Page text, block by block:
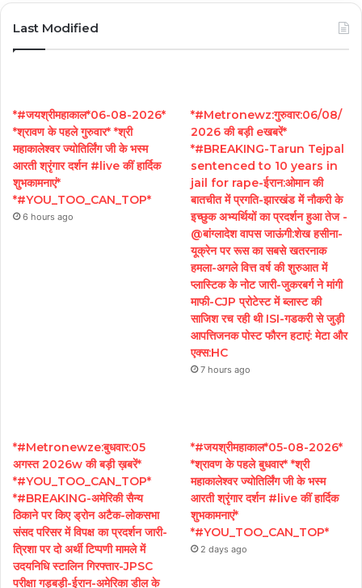
Last Modified
*#जयश्रीमहाकाल*06-08-2026*
*श्रावण के पहले गुरुवार* *श्री
महाकालेश्वर ज्योतिर्लिंग जी के भस्म
आरती श्रृंगार दर्शन #live कीं हार्दिक
शुभकामनाएं*
*#YOU_TOO_CAN_TOP*
6 hours ago
*#Metronewz:गुरुवार:06/08/
2026 की बड़ी eखबरें*
*#BREAKING-Tarun Tejpal
sentenced to 10 years in
jail for rape-ईरान:ओमान की
बातचीत में प्रगति-झारखंड में नौकरी के
इच्छुक अभ्यर्थियों का प्रदर्शन हुआ तेज -
@बांग्लादेश वापस जाऊंगी:शेख हसीना-
यूक्रेन पर रूस का सबसे खतरनाक
हमला-अगले वित्त वर्ष की शुरुआत में
प्लास्टिक के नोट जारी-जुकरबर्ग ने मांगी
माफी-CJP प्रोटेस्ट में ब्लास्ट की
साजिश रच रही थी ISI-गडकरी से जुड़ी
आपत्तिजनक पोस्ट फौरन हटाएं: मेटा और
एक्स:HC
7 hours ago
*#Metronewze:बुधवार:05
अगस्त 2026w की बड़ी ख़बरें*
*#YOU_TOO_CAN_TOP*
*#BREAKING-अमेरिकी सैन्य
ठिकाने पर किए ड्रोन अटैक-लोकसभा
संसद परिसर में विपक्ष का प्रदर्शन जारी-
त्रिशा पर दो अर्थी टिप्पणी मामले में
उदयनिधि स्टालिन गिरफ्तार-JPSC
परीक्षा गड़बड़ी-ईरान-अमेरिका डील के
*#जयश्रीमहाकाल*05-08-2026*
*श्रावण के पहले बुधवार* *श्री
महाकालेश्वर ज्योतिर्लिंग जी के भस्म
आरती श्रृंगार दर्शन #live कीं हार्दिक
शुभकामनाएं*
*#YOU_TOO_CAN_TOP*
2 days ago